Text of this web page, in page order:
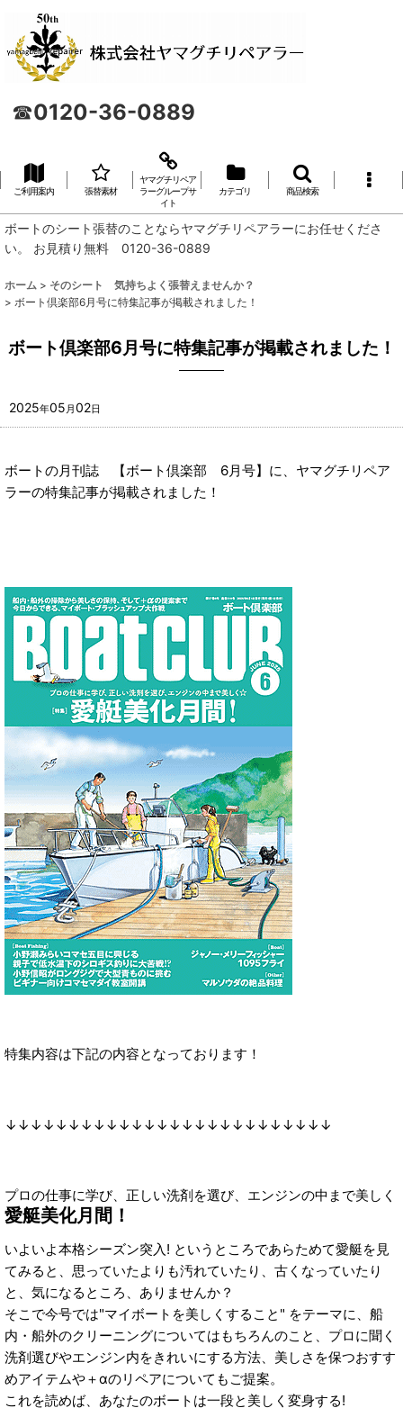
☎0120-36-0889
ご利用案内 張替素材
ヤマグチリペア
ラーグループサ
イト
カテゴリ 商品検索
ボートのシート張替のことならヤマグチリペアラーにお任せくださ
い。 お見積り無料 0120-36-0889
ホーム > そのシート 気持ちよく張替えませんか？
> ボート倶楽部6月号に特集記事が掲載されました！
ボート倶楽部6月号に特集記事が掲載されました！
2025年05 月 02日
ボートの月刊誌 【ボート倶楽部 6月号】に、ヤマグチリペア
ラーの特集記事が掲載されました！
特集内容は下記の内容となっております！
↓↓↓↓↓↓↓↓↓↓↓↓↓↓↓↓↓↓↓↓↓↓↓↓↓↓
プロの仕事に学び、正しい洗剤を選び、エンジンの中まで美しく
愛艇美化月間！
いよいよ本格シーズン突入! というところであらためて愛艇を見
てみると、思っていたよりも汚れていたり、古くなっていたり
と、気になるところ、ありませんか？
そこで今号では"マイボートを美しくすること" をテーマに、船
内・船外のクリーニングについてはもちろんのこと、プロに聞く
洗剤選びやエンジン内をきれいにする方法、美しさを保つおすす
めアイテムや＋αのリペアについてもご提案。
これを読めば、あなたのボートは一段と美しく変身する!